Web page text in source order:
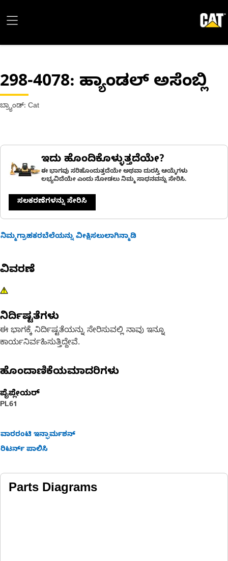
298-4078: ಹ್ಯಾಂಡಲ್ ಅಸೆಂಬ್ಲಿ
ಬ್ರ್ಯಾಂಡ್: Cat
ಇದು ಹೊಂದಿಕೊಳ್ಳುತ್ತದೆಯೇ?
ಈ ಭಾಗವು ಸರಿಹೊಂದುತ್ತದೆಯೇ ಅಥವಾ ದುರಸ್ತಿ ಆಯ್ಕೆಗಳು
ಲಭ್ಯವಿದೆಯೇ ಎಂದು ನೋಡಲು ನಿಮ್ಮ ಸಾಧನವನ್ನು ಸೇರಿಸಿ.
ಸಲಕರಣೆಗಳನ್ನು ಸೇರಿಸಿ
ನಿಮ್ಮಗ್ರಾಹಕರಬೆಲೆಯನ್ನು ವೀಕ್ಷಿಸಲುಲಾಗಿನ್ಮಾಡಿ
ವಿವರಣೆ
ನಿರ್ದಿಷ್ಟತೆಗಳು
ಈ ಭಾಗಕ್ಕೆ ನಿರ್ದಿಷ್ಟತೆಯನ್ನು ಸೇರಿಸುವಲ್ಲಿ ನಾವು ಇನ್ನೂ
ಕಾರ್ಯನಿರ್ವಹಿಸುತ್ತಿದ್ದೇವೆ.
ಹೊಂದಾಣಿಕೆಯಮಾದರಿಗಳು
ಪೈಪ್ಲೇಯರ್
PL61
ವಾರರಂಟಿ ಇನ್ಫಾರ್ಮಶನ್
ರಿಟರ್ನ್ ಪಾಲಿಸಿ
Parts Diagrams